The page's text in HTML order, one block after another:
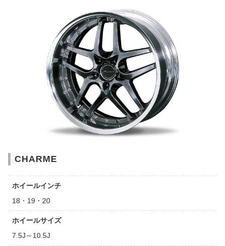
CHARME
ホイールインチ
18・19・20
ホイールサイズ
7.5J～10.5J